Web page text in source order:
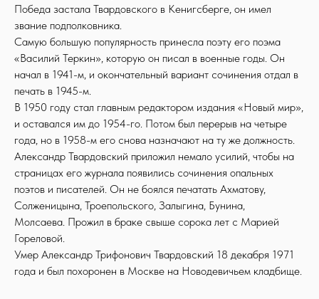
Победа застала Твардовского в Кенигсберге, он имел
звание подполковника.
Самую большую популярность принесла поэту его поэма
«Василий Теркин», которую он писал в военные годы. Он
начал в 1941-м, и окончательный вариант сочинения отдал в
печать в 1945-м.
В 1950 году стал главным редактором издания «Новый мир»,
и оставался им до 1954-го. Потом был перерыв на четыре
года, но в 1958-м его снова назначают на ту же должность.
Александр Твардовский приложил немало усилий, чтобы на
страницах его журнала появились сочинения опальных
поэтов и писателей. Он не боялся печатать Ахматову,
Солженицына, Троепольского, Залыгина, Бунина,
Молсаева. Прожил в браке свыше сорока лет с Марией
Гореловой.
Умер Александр Трифонович Твардовский 18 декабря 1971
года и был похоронен в Москве на Новодевичьем кладбище.